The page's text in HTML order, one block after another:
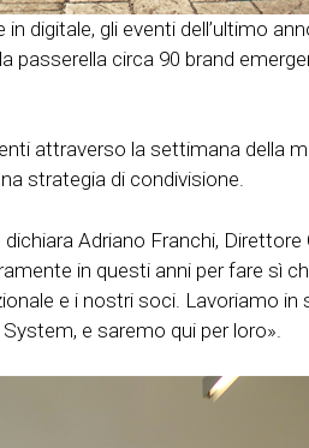
digitale, gli eventi dell’ultimo
circa 90 brand
attraverso la settimana della
strategia di condivisione.
Adriano Franchi,
in questi anni per fare sì
e i nostri soci. Lavoriamo
e saremo qui per loro».